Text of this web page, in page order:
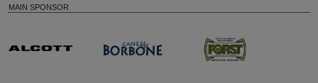
MAIN SPONSOR